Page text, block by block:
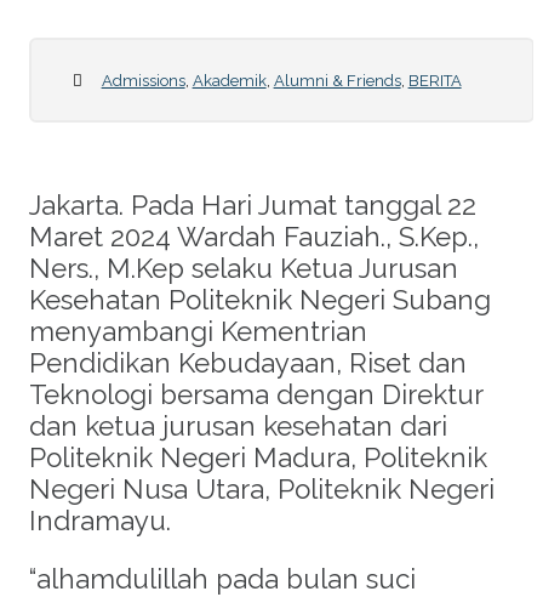
Admissions, Akademik, Alumni & Friends, BERITA
Jakarta. Pada Hari Jumat tanggal 22
Maret 2024 Wardah Fauziah., S.Kep.,
Ners., M.Kep selaku Ketua Jurusan
Kesehatan Politeknik Negeri Subang
menyambangi Kementrian
Pendidikan Kebudayaan, Riset dan
Teknologi bersama dengan Direktur
dan ketua jurusan kesehatan dari
Politeknik Negeri Madura, Politeknik
Negeri Nusa Utara, Politeknik Negeri
Indramayu.
“alhamdulillah pada bulan suci